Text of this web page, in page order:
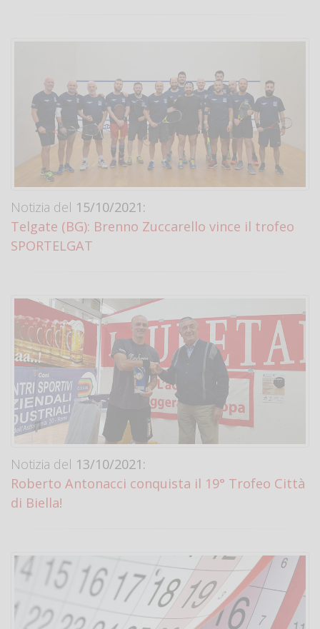
Notizia del 15/10/2021:
Telgate (BG): Brenno Zuccarello vince il trofeo
SPORTELGAT
Notizia del 13/10/2021:
Roberto Antonacci conquista il 19° Trofeo Città
di Biella!